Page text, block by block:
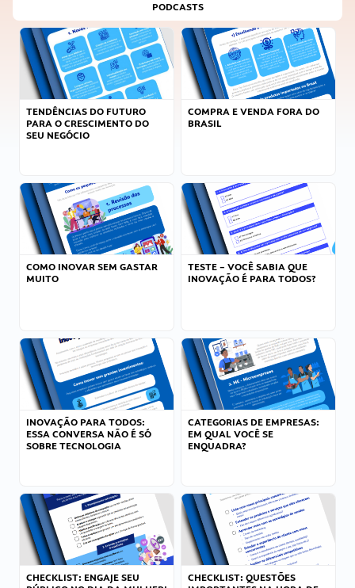
PODCASTS
TENDÊNCIAS DO FUTURO
PARA O CRESCIMENTO DO
SEU NEGÓCIO
COMPRA E VENDA FORA DO
BRASIL
COMO INOVAR SEM GASTAR
MUITO
TESTE – VOCÊ SABIA QUE
INOVAÇÃO É PARA TODOS?
INOVAÇÃO PARA TODOS:
ESSA CONVERSA NÃO É SÓ
SOBRE TECNOLOGIA
CATEGORIAS DE EMPRESAS:
EM QUAL VOCÊ SE
ENQUADRA?
CHECKLIST: ENGAJE SEU
CHECKLIST: QUESTÕES